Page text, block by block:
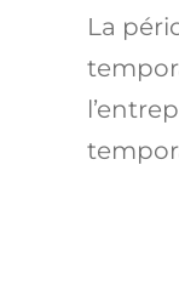
La